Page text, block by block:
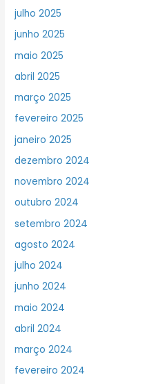
julho 2025
junho 2025
maio 2025
abril 2025
março 2025
fevereiro 2025
janeiro 2025
dezembro 2024
novembro 2024
outubro 2024
setembro 2024
agosto 2024
julho 2024
junho 2024
maio 2024
abril 2024
março 2024
fevereiro 2024